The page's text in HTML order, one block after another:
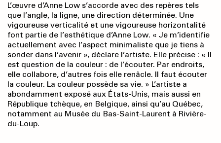
L’œuvre d’Anne Low s’accorde avec des repères tels
que l’angle, la ligne, une direction déterminée. Une
vigoureuse verticalité et une vigoureuse horizontalité
font partie de l’esthétique d’Anne Low. « Je m’identifie
actuellement avec l’aspect minimaliste que je tiens à
sonder dans l’avenir », déclare l’artiste. Elle précise : « Il
est question de la couleur : de l’écouter. Par endroits,
elle collabore, d’autres fois elle renâcle. Il faut écouter
la couleur. La couleur possède sa vie. » L’artiste a
abondamment exposé aux États-Unis, mais aussi en
République tchèque, en Belgique, ainsi qu’au Québec,
notamment au Musée du Bas-Saint-Laurent à Rivière-
du-Loup.